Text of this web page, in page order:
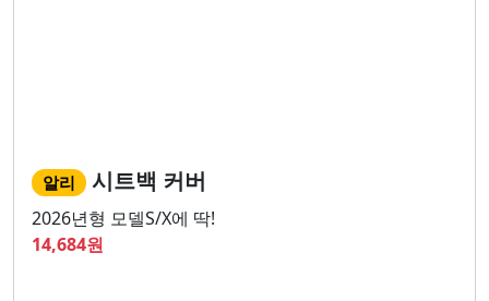
알리 시트백 커버
2026년형 모델S/X에 딱!
14,684원